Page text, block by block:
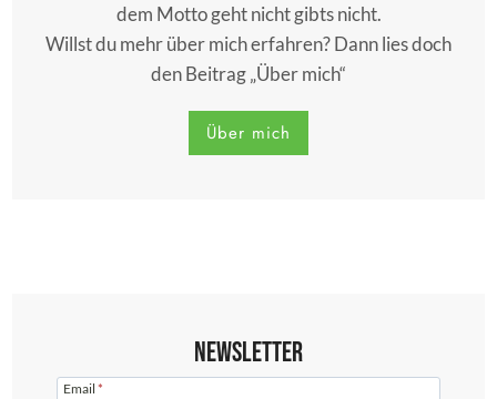
dem Motto geht nicht gibts nicht.
Willst du mehr über mich erfahren? Dann lies doch
den Beitrag „Über mich“
Über mich
Newsletter
Email *